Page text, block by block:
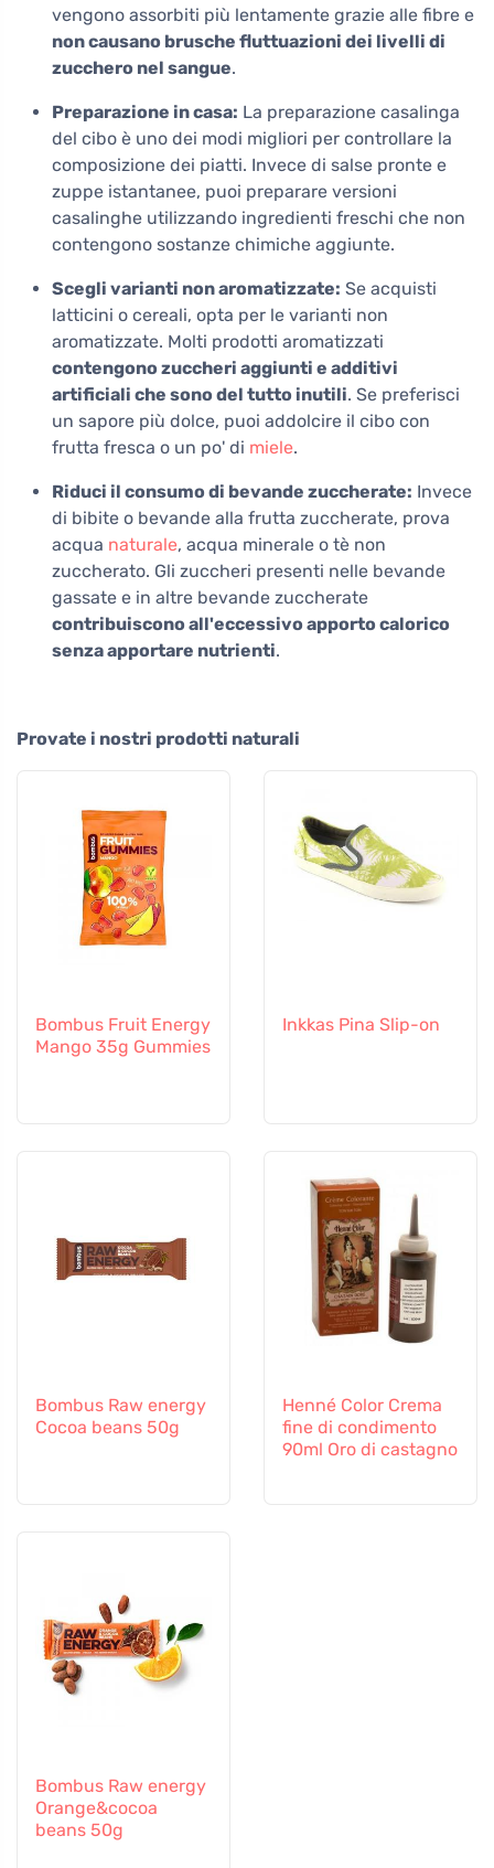
vengono assorbiti più lentamente grazie alle fibre e
non causano brusche fluttuazioni dei livelli di
zucchero nel sangue.
Preparazione in casa: La preparazione casalinga
del cibo è uno dei modi migliori per controllare la
composizione dei piatti. Invece di salse pronte e
zuppe istantanee, puoi preparare versioni
casalinghe utilizzando ingredienti freschi che non
contengono sostanze chimiche aggiunte.
Scegli varianti non aromatizzate: Se acquisti
latticini o cereali, opta per le varianti non
aromatizzate. Molti prodotti aromatizzati
contengono zuccheri aggiunti e additivi
artificiali che sono del tutto inutili. Se preferisci
un sapore più dolce, puoi addolcire il cibo con
frutta fresca o un po' di miele.
Riduci il consumo di bevande zuccherate: Invece
di bibite o bevande alla frutta zuccherate, prova
acqua naturale, acqua minerale o tè non
zuccherato. Gli zuccheri presenti nelle bevande
gassate e in altre bevande zuccherate
contribuiscono all'eccessivo apporto calorico
senza apportare nutrienti.
Provate i nostri prodotti naturali
Bombus Fruit Energy
Mango 35g Gummies
Inkkas Pina Slip-on
Bombus Raw energy
Cocoa beans 50g
Henné Color Crema
fine di condimento
90ml Oro di castagno
Bombus Raw energy
Orange&cocoa
beans 50g